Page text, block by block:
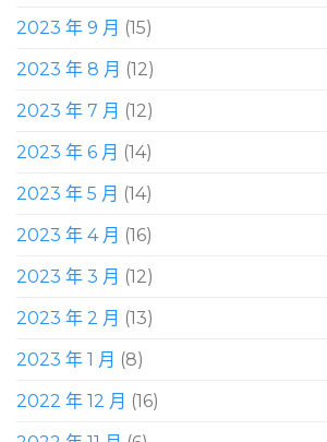
2023 年 9 月 (15)
2023 年 8 月 (12)
2023 年 7 月 (12)
2023 年 6 月 (14)
2023 年 5 月 (14)
2023 年 4 月 (16)
2023 年 3 月 (12)
2023 年 2 月 (13)
2023 年 1 月 (8)
2022 年 12 月 (16)